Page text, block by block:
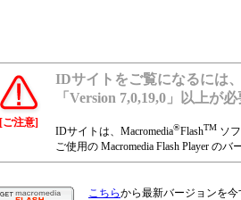
[ご注意]
IDサイトをご覧になるには
「Version 7,0,19,0」以上が
IDサイトは、Macromedia®FlashTM ソ
ご使用の Macromedia Flash Player の
こちらから最新バージョンを